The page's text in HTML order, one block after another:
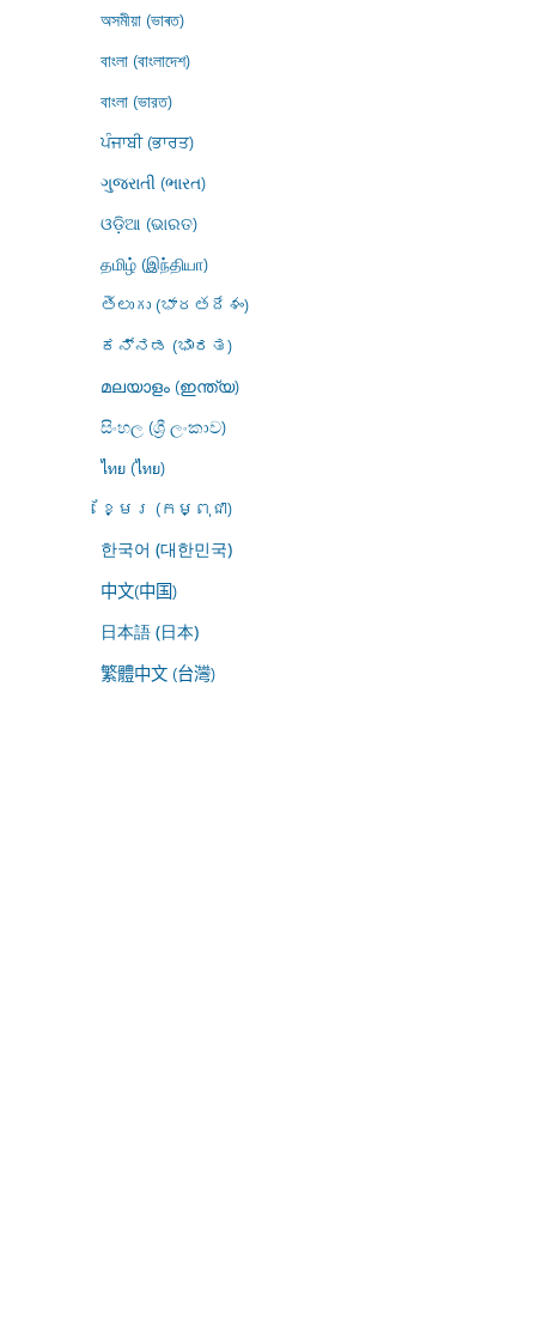
অসমীয়া (ভাৰত)
বাংলা (বাংলাদেশ)
বাংলা (ভারত)
ਪੰਜਾਬੀ (ਭਾਰਤ)
ગુજરાતી (ભારત)
ଓଡ଼ିଆ (ଭାରତ)
தமிழ் (இந்தியா)
తెలుగు (భారతదేశం)
ಕನ್ನಡ (ಭಾರತ)
മലയാളം (ഇന്ത്യ)
සිංහල (ශ්‍රී ලංකාව)
ไทย (ไทย)
ខ្មែរ (កម្ពុជា)
한국어 (대한민국)
中文(中国)
日本語 (日本)
繁體中文 (台灣)